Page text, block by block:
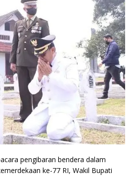
pengibaran bendera dalam
ke-77 RI, Wakil Bupati